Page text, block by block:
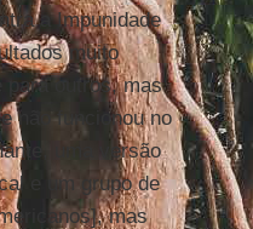
a Impunidade
muito
para outros, mas
não funcionou no
uma versão
e um grupo de
mas